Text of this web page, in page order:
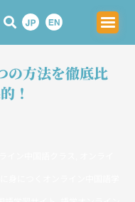
の方法を徹底比
！